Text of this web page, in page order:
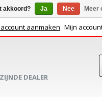
aanmaken Mijn
DEALER
akkoord? Ja Nee Meer